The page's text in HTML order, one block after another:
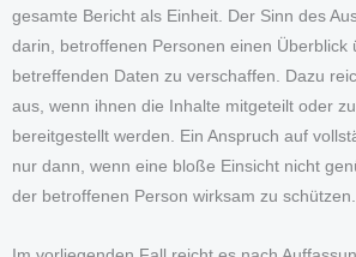
gesamte Bericht als Einheit. Der Sinn des
darin, betroffenen Personen einen Überblick
betreffenden Daten zu verschaffen. Dazu
aus, wenn ihnen die Inhalte mitgeteilt oder
bereitgestellt werden. Ein Anspruch auf
nur dann, wenn eine bloße Einsicht nicht
der betroffenen Person wirksam zu schützen.